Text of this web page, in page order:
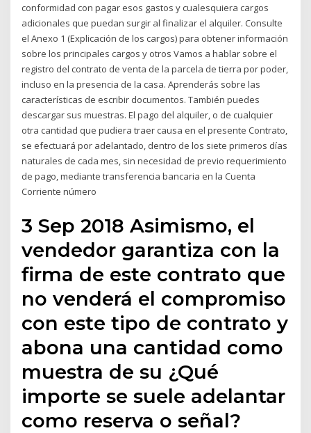
conformidad con pagar esos gastos y cualesquiera cargos
adicionales que puedan surgir al finalizar el alquiler. Consulte
el Anexo 1 (Explicación de los cargos) para obtener información
sobre los principales cargos y otros Vamos a hablar sobre el
registro del contrato de venta de la parcela de tierra por poder,
incluso en la presencia de la casa. Aprenderás sobre las
características de escribir documentos. También puedes
descargar sus muestras. El pago del alquiler, o de cualquier
otra cantidad que pudiera traer causa en el presente Contrato,
se efectuará por adelantado, dentro de los siete primeros días
naturales de cada mes, sin necesidad de previo requerimiento
de pago, mediante transferencia bancaria en la Cuenta
Corriente número
3 Sep 2018 Asimismo, el
vendedor garantiza con la
firma de este contrato que
no venderá el compromiso
con este tipo de contrato y
abona una cantidad como
muestra de su ¿Qué
importe se suele adelantar
como reserva o señal?